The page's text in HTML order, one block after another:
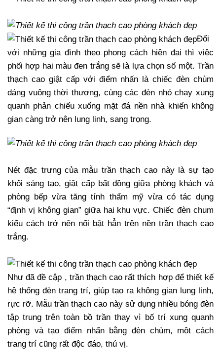
Đối
với những gia đình theo phong cách hiện đại thì việc
phối hợp hai màu đen trắng sẽ là lựa chọn số một. Trần
thạch cao giật cấp với điểm nhấn là chiếc đèn chùm
dáng vuông thời thượng, cùng các đèn nhỏ chạy xung
quanh phản chiếu xuống mặt đá nền nhà khiến không
gian càng trở nên lung linh, sang trọng.
Nét đặc trưng của mẫu trần thạch cao này là sự tạo
khối sáng tạo, giật cấp bất đồng giữa phòng khách và
phòng bếp vừa tăng tính thẩm mỹ vừa có tác dụng
“định vị không gian” giữa hai khu vực. Chiếc đèn chum
kiểu cách trở nên nổi bật hẳn trên nền trần thạch cao
trắng.
Như đã đề cập , trần thạch cao rất thích hợp để thiết kế
hệ thống đèn trang trí, giúp tạo ra không gian lung linh,
rực rỡ. Mẫu trần thạch cao này sử dụng nhiều bóng đèn
tập trung trên toàn bồ trần thay vì bố trí xung quanh
phòng và tạo điểm nhấn bằng đèn chùm, một cách
trang trí cũng rất độc đáo, thú vị.